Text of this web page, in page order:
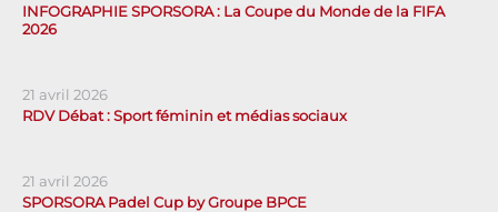
INFOGRAPHIE SPORSORA : La Coupe du Monde de la FIFA
2026
21 avril 2026
RDV Débat : Sport féminin et médias sociaux
21 avril 2026
SPORSORA Padel Cup by Groupe BPCE